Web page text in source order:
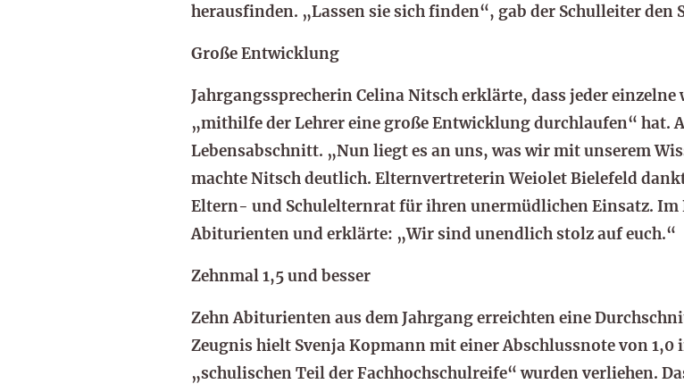
herausfinden. „Lassen sie sich finden“, gab der Schulleiter den
Große Entwicklung
Jahrgangssprecherin Celina Nitsch erklärte, dass jeder
„mithilfe der Lehrer eine große Entwicklung durchlaufen“ hat.
Lebensabschnitt. „Nun liegt es an uns, was wir mit unserem
machte Nitsch deutlich. Elternvertreterin Weiolet Bielefeld
Eltern- und Schulelternrat für ihren unermüdlichen Einsatz. Im
Abiturienten und erklärte: „Wir sind unendlich stolz auf euch.“
Zehnmal 1,5 und besser
Zehn Abiturienten aus dem Jahrgang erreichten eine
Zeugnis hielt Svenja Kopmann mit einer Abschlussnote von 1,0
„schulischen Teil der Fachhochschulreife“ wurden verliehen.